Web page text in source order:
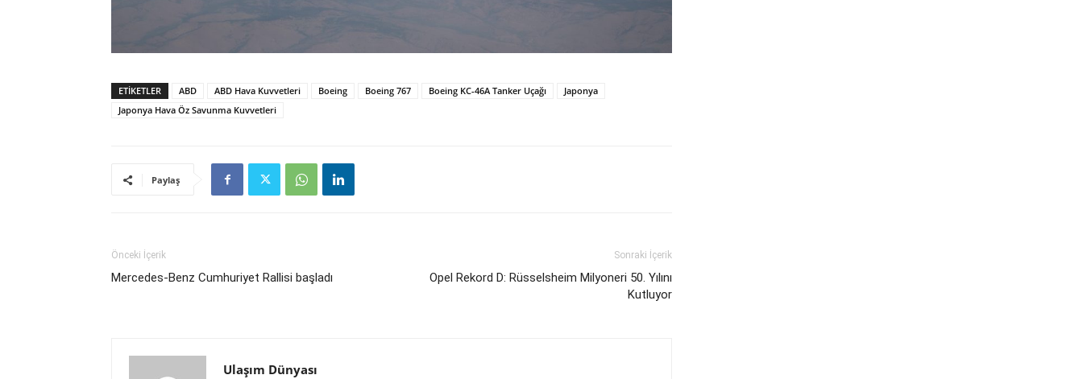
ETIKETLER ABD ABD Hava Kuvvetleri Boeing Boeing 767 Boeing KC-46A Tanker Uçağı
Japonya
Japonya Hava Öz Savunma Kuvvetleri
Paylaş
Önceki İçerik
Mercedes-Benz Cumhuriyet Rallisi başladı
Sonraki İçerik
Opel Rekord D: Rüsselsheim Milyoneri 50. Yılını
Kutluyor
Ulaşım Dünyası